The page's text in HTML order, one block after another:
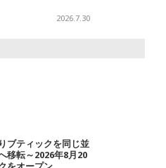
2026.7.30
ブティックを同じ並
移転～2026年8月20